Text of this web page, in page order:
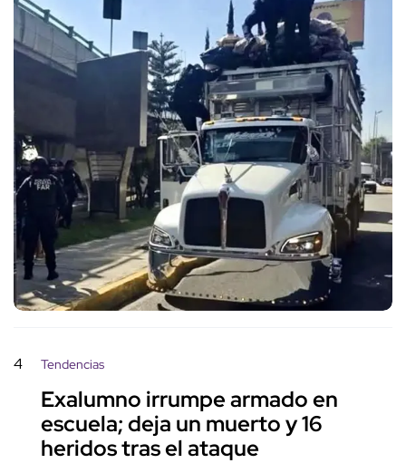
4 Tendencias
Exalumno irrumpe armado en
escuela; deja un muerto y 16
heridos tras el ataque